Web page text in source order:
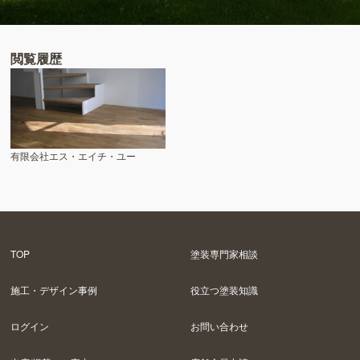
閲覧履歴
有限会社エス・エイチ・ユー
TOP 塗装専門家相談
施工・デザイン事例 役立つ塗装知識
ログイン お問い合わせ